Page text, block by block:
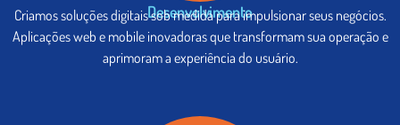
Desenvolvimento
Criamos soluções digitais sob medida para impulsionar seus negócios.
Aplicações web e mobile inovadoras que transformam sua operação e
aprimoram a experiência do usuário.